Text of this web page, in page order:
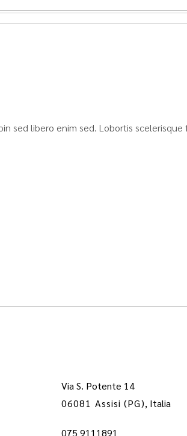
sed libero enim sed. Lobortis
Via S. Potente 14
06081 Assisi (PG), Italia
075 9111891